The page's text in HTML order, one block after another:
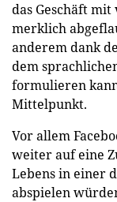
das Geschäft
merklich
anderem dank
dem
formulieren
Mittelpunkt.
Vor allem
weiter auf eine
Lebens in einer
abspielen